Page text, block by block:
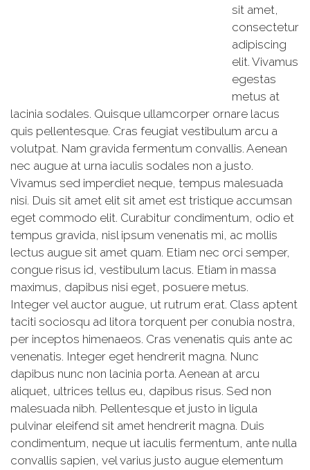
sit amet,
consectetur
adipiscing
elit. Vivamus
egestas
metus at
lacinia sodales. Quisque ullamcorper ornare lacus
quis pellentesque. Cras feugiat vestibulum arcu a
volutpat. Nam gravida fermentum convallis. Aenean
nec augue at urna iaculis sodales non a justo.
Vivamus sed imperdiet neque, tempus malesuada
nisi. Duis sit amet elit sit amet est tristique accumsan
eget commodo elit. Curabitur condimentum, odio et
tempus gravida, nisl ipsum venenatis mi, ac mollis
lectus augue sit amet quam. Etiam nec orci semper,
congue risus id, vestibulum lacus. Etiam in massa
maximus, dapibus nisi eget, posuere metus.
Integer vel auctor augue, ut rutrum erat. Class aptent
taciti sociosqu ad litora torquent per conubia nostra,
per inceptos himenaeos. Cras venenatis quis ante ac
venenatis. Integer eget hendrerit magna. Nunc
dapibus nunc non lacinia porta. Aenean at arcu
aliquet, ultrices tellus eu, dapibus risus. Sed non
malesuada nibh. Pellentesque et justo in ligula
pulvinar eleifend sit amet hendrerit magna. Duis
condimentum, neque ut iaculis fermentum, ante nulla
convallis sapien, vel varius justo augue elementum